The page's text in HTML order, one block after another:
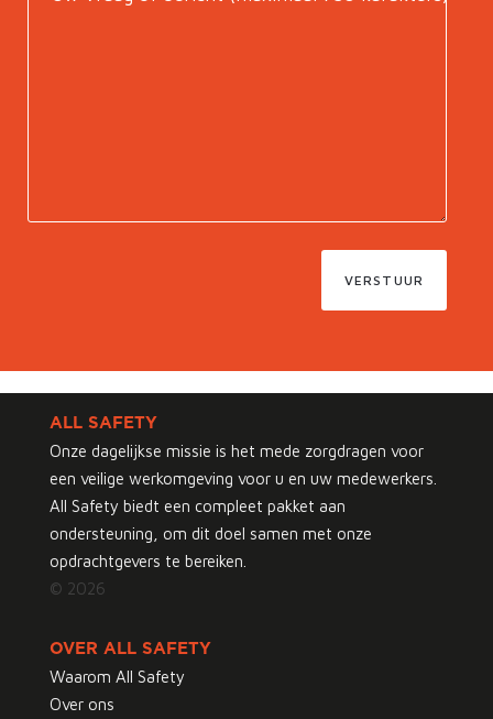
VERSTUUR
ALL SAFETY
Onze dagelijkse missie is het mede zorgdragen voor
een veilige werkomgeving voor u en uw medewerkers.
All Safety biedt een compleet pakket aan
ondersteuning, om dit doel samen met onze
opdrachtgevers te bereiken.
© 2026
OVER ALL SAFETY
Waarom All Safety
Over ons